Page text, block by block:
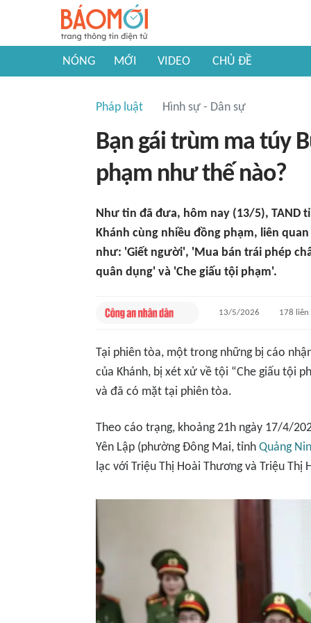
NÓNG MỚI VIDEO CHỦ ĐỀ
Pháp luật Hình sự - Dân sự
Bạn gái trùm ma túy
phạm như thế nào?
Như tin đã đưa, hôm nay (13/5), TAND
Khánh cùng nhiều đồng phạm, liên
như: 'Giết người', 'Mua bán trái phép
quân dụng' và 'Che giấu tội phạm'.
13/5/2026 178
Tại phiên tòa, một trong những bị cáo
của Khánh, bị xét xử về tội “Che giấu tội
và đã có mặt tại phiên tòa.
Theo cáo trạng, khoảng 21h ngày 17/4/
Yên Lập (phường Đông Mai, tỉnh Quảng
lạc với Triệu Thị Hoài Thương và Triệu Thị